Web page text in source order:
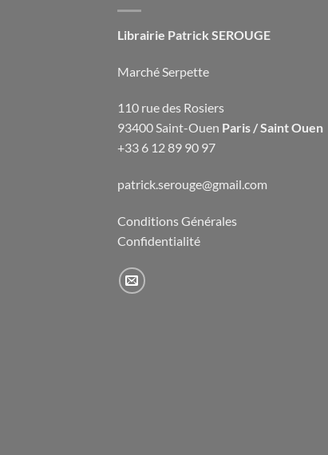
Librairie Patrick SEROUGE
Marché Serpette
110 rue des Rosiers
93400 Saint-Ouen Paris / Saint Ouen
+33 6 12 89 90 97
patrick.serouge@gmail.com
Conditions Générales
Confidentialité